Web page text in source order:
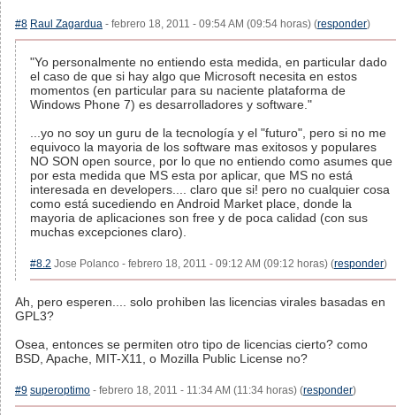
#8 Raul Zagardua - febrero 18, 2011 - 09:54 AM (09:54 horas) (responder)
"Yo personalmente no entiendo esta medida, en particular dado
el caso de que si hay algo que Microsoft necesita en estos
momentos (en particular para su naciente plataforma de
Windows Phone 7) es desarrolladores y software."
...yo no soy un guru de la tecnología y el "futuro", pero si no me
equivoco la mayoria de los software mas exitosos y populares
NO SON open source, por lo que no entiendo como asumes que
por esta medida que MS esta por aplicar, que MS no está
interesada en developers.... claro que si! pero no cualquier cosa
como está sucediendo en Android Market place, donde la
mayoria de aplicaciones son free y de poca calidad (con sus
muchas excepciones claro).
#8.2 Jose Polanco - febrero 18, 2011 - 09:12 AM (09:12 horas) (responder)
Ah, pero esperen.... solo prohiben las licencias virales basadas en
GPL3?
Osea, entonces se permiten otro tipo de licencias cierto? como
BSD, Apache, MIT-X11, o Mozilla Public License no?
#9 superoptimo - febrero 18, 2011 - 11:34 AM (11:34 horas) (responder)